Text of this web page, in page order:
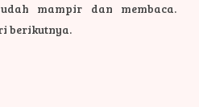
mampir dan membaca.
berikutnya.